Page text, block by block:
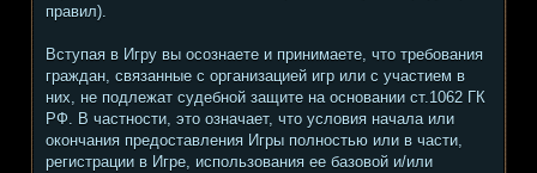
правил).
Вступая в Игру вы осознаете и принимаете, что требования
граждан, связанные с организацией игр или с участием в
них, не подлежат судебной защите на основании ст.1062 ГК
РФ. В частности, это означает, что условия начала или
окончания предоставления Игры полностью или в части,
регистрации в Игре, использования ее базовой и/или